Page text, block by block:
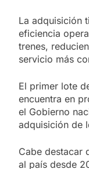
La adquisición
eficiencia
trenes,
servicio más
El primer lote
encuentra en
el Gobierno
adquisición de
Cabe destacar
al país desde